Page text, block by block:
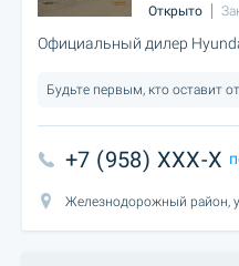
Открыто
Официальный дилер
Будьте первым, кто оставит
+7 (958) XXX-X
Железнодорожный район,